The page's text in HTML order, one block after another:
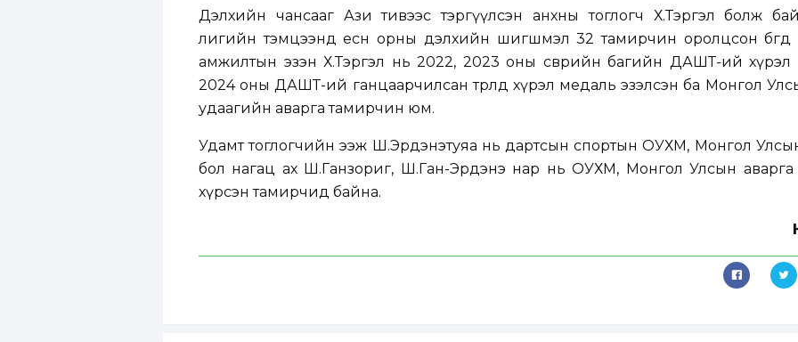
Дэлхийн чансааг Ази тивээс тэргүүлсэн анхны тоглогч Х.Тэргэл болж
лигийн тэмцээнд есөн орны дэлхийн шигшмэл 32 тамирчин оролцсон бөгөөд
амжилтын эзэн Х.Тэргэл нь 2022, 2023 оны өсвөрийн багийн ДАШТ-ий хүрэл
2024 оны ДАШТ-ий ганцаарчилсан төрөлд хүрэл медаль эзэлсэн ба Монгол
удаагийн аварга тамирчин юм.
Удамт тоглогчийн ээж Ш.Эрдэнэтуяа нь дартсын спортын ОУХМ, Монгол
бол нагац ах Ш.Ганзориг, Ш.Ган-Эрдэнэ нар нь ОУХМ, Монгол Улсын
хүрсэн тамирчид байна.